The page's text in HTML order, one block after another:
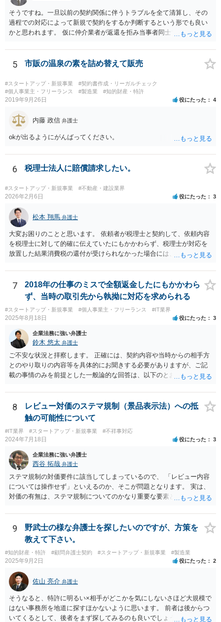
そうですね。一旦以前の契約関係に伴うトラブルを全て清算し、その
過程での対応によって新規で契約をするか判断するという形でも良い
かと思われます。 仮に仲介業者が返還を拒み当事者同士での解決が困
5 市販の温泉の素を詰め替えて販売
#スタートアップ・新規事業
#契約書作成・リーガルチェック
#個人事業主・フリーランス
#製造業 #知的財産・特許
2019年9月26日 役にたった 4
内藤 政信 弁護士
okが出るようにがんばってください。
6 税理士法人に賠償請求したい。
#スタートアップ・新規事業 #不動産・建設業界
2026年2月6日 役にたった 3
松本 翔馬 弁護士
大変お困りのことと思います。 依頼者が税理士と契約して、依頼内容
を税理士に対して的確に伝えていたにもかかわらず、税理士が対応を
放置した結果消費税の還付が受けられなかった場合には、賠償請求で
あるか否かという問題 ②税理士本人が税務業務をしていなかったとい
う税理士職務の妥当性の問題 ③クライアントが誤って簡易課税届出書
を提出していたところ、税理士が課税方式の確認をしなかった問題 と
いう課題があります。 ①については、 税理士が責任を持つのは契約に
明記された委任事務に限定されるのが原則です。 サービスとして委任
事務外の税務相談に応じた結果、その責任を負う場合もゼロではあり
ませんが、責任追及するハードルはかなり上がります。 ②について
は、 実際上、税理士事務所では事務員が顧客対応することが多いと聞
きます。 そのため、メールに税理士が参加していないことや直接面談
していないことをもって賠償請求の理由とすることは現実問題として
は難しい可能性があります。 ③については、 税理士が、契約上の委任
事務外の税務相談をサービスで実施していた場合は、税理士側から積
極的に課税方式を確認しなければならないという程度の注意義務は認
められにくいのではないかと思います。 もっとも、顧問契約締結当初
から本件法人設立の相談についても依頼しており委任事務に含まれて
いたと主張できる事情がある場合には、上記より幾分有利に進められ
るかと思います。 より詳細な検討は、個別に法律事務所に問い合わせ
て法律相談されるとよいでしょう。
7
2018年の仕事のミスで全額返金したにもかかわら
ず、当時の取引先から執拗に対応を求められる
#スタートアップ・新規事業 #個人事業主・フリーランス #IT業界
2025年8月18日 役にたった 3
企業法務に強い弁護士
鈴木 悠太 弁護士
ご不安な状況と拝察します。 正確には、契約内容や当時からの相手方
とのやり取りの内容等を具体的にお聞きする必要がありますが、ご記
載の事情のみを前提とした一般論的な回答は、以下のとおりです。 ①
前の商事消滅時効、不法行為消滅時効）にかかっている可能性が高い
です。 ②相手方の報告要求については、法的には従う義務はないでし
ょう。 ③すでに対応は完了しており、もし相手方から今後具体的な法
的請求ないし措置がなされれば改めて検討するという方針でもよいよ
うに思われます。
8
レビュー対価のステマ規制（景品表示法）への抵
触の可能性について
#IT業界 #スタートアップ・新規事業 #不祥事対応
2024年7月18日 役にたった 3
企業法務に強い弁護士
西谷 拓哉 弁護士
ステマ規制の対価要件に該当してしまっているので、 「レビュー内容
については操作せず」といえるのか、そこが問題となります。 実は、
対価の有無は、ステマ規制についてのかなり重要な要素となります。
とを条件に割り引くサービスを提供していたケースですが、 明示的に
高評価と指示していなくても、全件報酬を支払うことを約してレビュ
ーをさせるということになれば、結局はそれはレビュー内容について
事業者が関与していると評価され「事業者による表示（広告）」と判
断される余地は残るといえるでしょう。 あくまで、自身の嗜好に基づ
く、自主的なレビューでなければステマ規制にひっかかる可能性があ
るのです。 ※消費者庁のステマ規制の運用ガイドラインであるhttps://
www.caa.go.jp/policies/policy/representation/fair_labeling/guideline/ass
ets/representation_cms216_230328_03.pdf の５頁（イ）、２（１）参
照
9
野武士の様な弁護士を探したいのですが、方策を
教えて下さい。
#知的財産・特許 #顧問弁護士契約 #スタートアップ・新規事業 #製造業
2025年9月2日 役にたった 2
佐山 亮介 弁護士
そうなると、特許に明るい×相手がどこかを気にしないさほど大規模で
はない事務所を地道に探すほかないように思います。 前者は後からつ
いてくるとして、後者をまず探してみるのも良いでしょう。